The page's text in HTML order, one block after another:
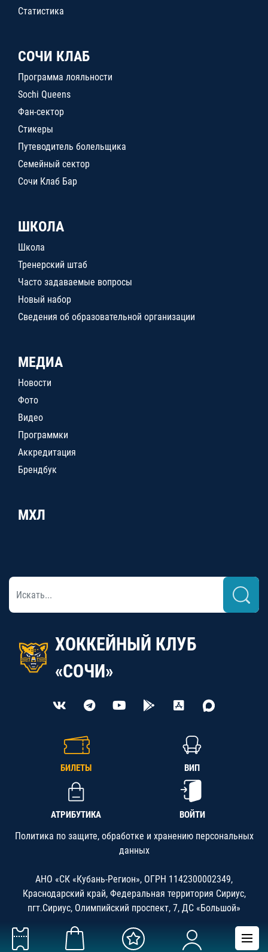
Статистика
СОЧИ КЛАБ
Программа лояльности
Sochi Queens
Фан-сектор
Стикеры
Путеводитель болельщика
Семейный сектор
Сочи Клаб Бар
ШКОЛА
Школа
Тренерский штаб
Часто задаваемые вопросы
Новый набор
Сведения об образовательной организации
МЕДИА
Новости
Фото
Видео
Программки
Аккредитация
Брендбук
МХЛ
ХОККЕЙНЫЙ КЛУБ
«СОЧИ»
БИЛЕТЫ ВИП
АТРИБУТИКА ВОЙТИ
Политика по защите, обработке и хранению персональных
данных
АНО «СК «Кубань-Регион», ОГРН 1142300002349,
Краснодарский край, Федеральная территория Сириус,
пгт.Сириус, Олимпийский проспект, 7, ДС «Большой»